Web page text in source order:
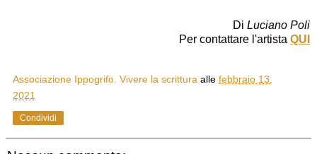
Di Luciano Poli
Per contattare l'artista QUI
Associazione Ippogrifo. Vivere la scrittura alle febbraio 13,
2021
Condividi